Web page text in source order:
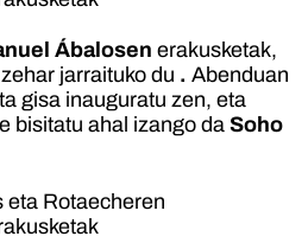
Ábalosen erakusketak,
jarraituko du . Abenduan
gisa inauguratu zen, eta
bisitatu ahal izango daSoho